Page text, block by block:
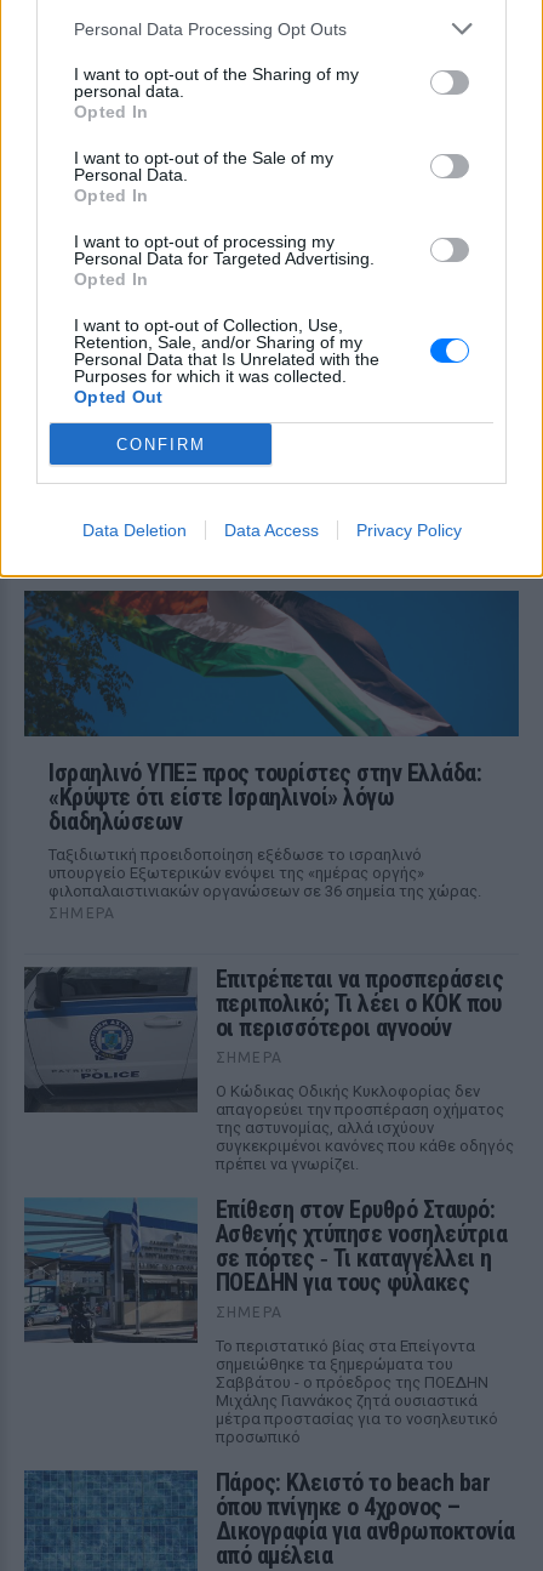
Personal Data Processing Opt Outs
I want to opt-out of the Sharing of my
personal data.
Opted In
I want to opt-out of the Sale of my
Personal Data.
Opted In
I want to opt-out of processing my
Personal Data for Targeted Advertising.
Opted In
I want to opt-out of Collection, Use,
Retention, Sale, and/or Sharing of my
Personal Data that Is Unrelated with the
Purposes for which it was collected.
Opted Out
CONFIRM
Data Deletion Data Access Privacy Policy
μετά από επίθεση drone - Η Τεχεράνη
απαιτεί αποχώρηση αμερικανικών
αποζημιώσεις πριν ανοίξει η κρίσιμη
Σαρακήνικο για να κάνουν
Ο επιχειρηματίας από τη Μήλο που
κατέγραψε το περιστατικό μίλησε στον
Νέα λεωφόρος στον Βοτανικό:
Πόσες λωρίδες θα έχει και
Η Λεωφόρος Προφήτη Δανιήλ, που
κατασκευάζεται στο πλαίσιο της Διπλής
οδικού δικτύου 8 χιλιομέτρων και
συνδέεται άμεσα με το νέο γήπεδο του
Ισραηλινό ΥΠΕΞ προς τουρίστες στην Ελλάδα:
«Κρύψτε ότι είστε Ισραηλινοί» λόγω
διαδηλώσεων
Ταξιδιωτική προειδοποίηση εξέδωσε το ισραηλινό
υπουργείο Εξωτερικών ενόψει της «ημέρας οργής»
φιλοπαλαιστινιακών οργανώσεων σε 36 σημεία της χώρας.
ΣΉΜΕΡΑ
Επιτρέπεται να προσπεράσεις
περιπολικό; Τι λέει ο ΚΟΚ που
οι περισσότεροι αγνοούν
ΣΉΜΕΡΑ
Ο Κώδικας Οδικής Κυκλοφορίας δεν
απαγορεύει την προσπέραση οχήματος
της αστυνομίας, αλλά ισχύουν
συγκεκριμένοι κανόνες που κάθε οδηγός
πρέπει να γνωρίζει.
Επίθεση στον Ερυθρό Σταυρό:
Ασθενής χτύπησε νοσηλεύτρια
σε πόρτες ‑ Τι καταγγέλλει η
ΠΟΕΔΗΝ για τους φύλακες
ΣΉΜΕΡΑ
Το περιστατικό βίας στα Επείγοντα
σημειώθηκε τα ξημερώματα του
Σαββάτου - ο πρόεδρος της ΠΟΕΔΗΝ
Μιχάλης Γιαννάκος ζητά ουσιαστικά
μέτρα προστασίας για το νοσηλευτικό
προσωπικό
Πάρος: Κλειστό το beach bar
όπου πνίγηκε ο 4χρονος –
Δικογραφία για ανθρωποκτονία
από αμέλεια